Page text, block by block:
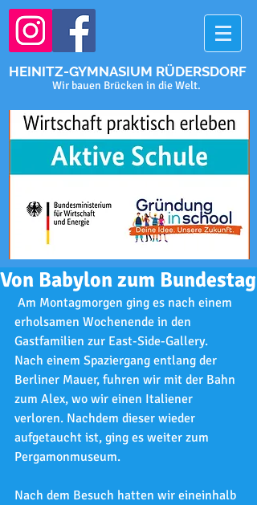
HEINITZ-GYMNASIUM RÜDERSDORF
Wir bauen Brücken in die Welt.
Von Babylon zum Bundestag
erholsamen Wochenende in den
Gastfamilien zur East-Side-Gallery.
Nach einem Spaziergang entlang der
Berliner Mauer, fuhren wir mit der Bahn
zum Alex, wo wir einen Italiener
verloren. Nachdem dieser wieder
aufgetaucht ist, ging es weiter zum
Pergamonmuseum.
Nach dem Besuch hatten wir eineinhalb